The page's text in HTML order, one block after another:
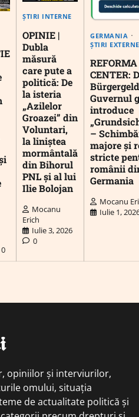
0
ȘTIRI INTERNE
OPINIE |
Dubla
măsură
care pute a
politică: De
la isteria
„Azilelor
Groazei” din
Voluntari,
la liniștea
mormântală
din Bihorul
PNL și al lui
Ilie Bolojan
Mocanu
Erich
Iulie 3, 2026
0
GERMANIA
ȘTIRI EXTERNE
CENTER:
Guvernul
introduce
–
majore și
stricte
românii
Germania
Mocanu
Iulie 1,
opiniilor și interviurilor,
omului, situația
de actualitate politică și